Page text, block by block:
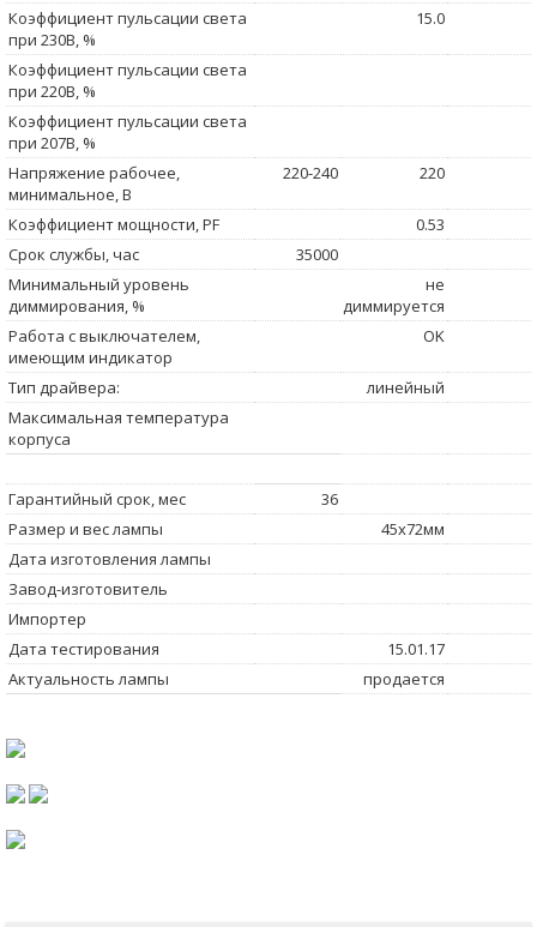
Коэффициент пульсации света
при 230В, %
15.0
Коэффициент пульсации света
при 220В, %
Коэффициент пульсации света
при 207В, %
Напряжение рабочее,
минимальное, В
220-240 220
Коэффициент мощности, PF
0.53
Срок службы, час
35000
Минимальный уровень
диммирования, %
не
диммируется
Работа с выключателем,
имеющим индикатор
OK
Тип драйвера:
линейный
Максимальная температура
корпуса
Гарантийный срок, мес
36
Размер и вес лампы
45x72мм
Дата изготовления лампы
Завод-изготовитель
Импортер
Дата тестирования
15.01.17
Актуальность лампы
продается